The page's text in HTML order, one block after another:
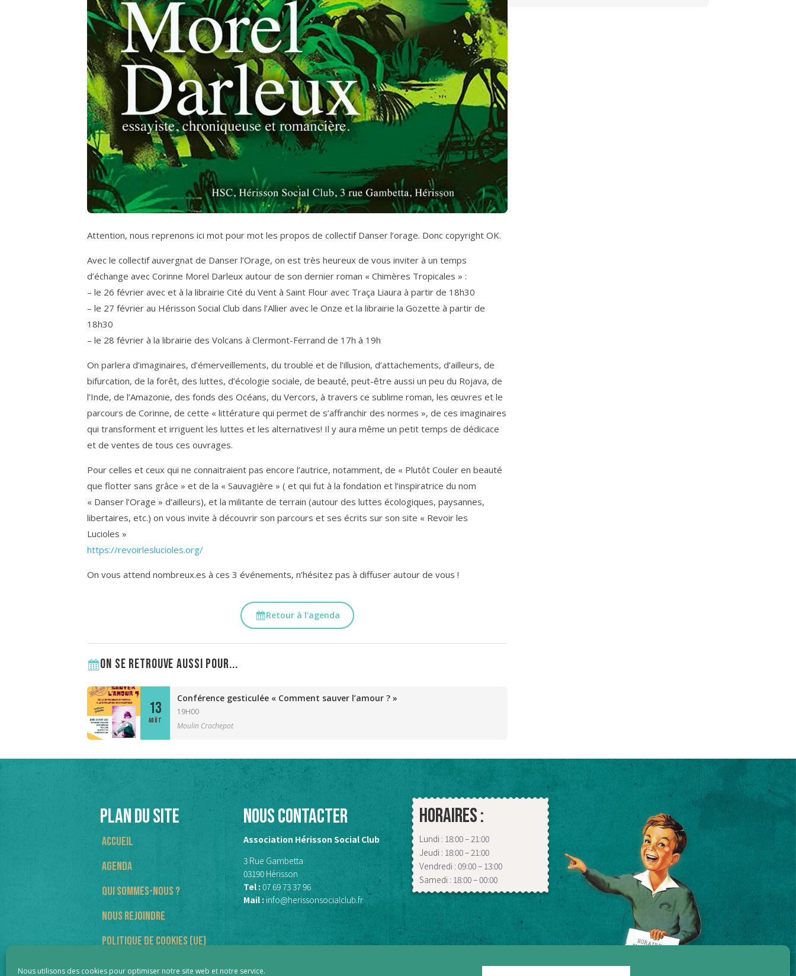
Nous utilisons des cookies pour optimiser notre site web et notre service.
Attention, nous reprenons ici mot pour mot les propos de collectif Danser l’orage. Donc copyright OK.
Avec le collectif auvergnat de Danser l’Orage, on est très heureux de vous inviter à un temps
d’échange avec Corinne Morel Darleux autour de son dernier roman « Chimères Tropicales » :
– le 26 février avec et à la librairie Cité du Vent à Saint Flour avec Traça Liaura à partir de 18h30
– le 27 février au Hérisson Social Club dans l’Allier avec le Onze et la librairie la Gozette à partir de
18h30
– le 28 février à la librairie des Volcans à Clermont-Ferrand de 17h à 19h
On parlera d’imaginaires, d’émerveillements, du trouble et de l’illusion, d’attachements, d’ailleurs, de
bifurcation, de la forêt, des luttes, d’écologie sociale, de beauté, peut-être aussi un peu du Rojava, de
l’Inde, de l’Amazonie, des fonds des Océans, du Vercors, à travers ce sublime roman, les œuvres et le
parcours de Corinne, de cette « littérature qui permet de s’affranchir des normes », de ces imaginaires
qui transforment et irriguent les luttes et les alternatives! Il y aura même un petit temps de dédicace
et de ventes de tous ces ouvrages.
Pour celles et ceux qui ne connaitraient pas encore l’autrice, notamment, de « Plutôt Couler en beauté
que flotter sans grâce » et de la « Sauvagière » ( et qui fut à la fondation et l’inspiratrice du nom
« Danser l’Orage » d’ailleurs), et la militante de terrain (autour des luttes écologiques, paysannes,
libertaires, etc.) on vous invite à découvrir son parcours et ses écrits sur son site « Revoir les
Lucioles »
https://revoirleslucioles.org/
On vous attend nombreux.es à ces 3 événements, n’hésitez pas à diffuser autour de vous !
Retour à l'agenda
On se retrouve aussi pour...
13
AOÛT
Conférence gesticulée « Comment sauver l’amour ? »
19H00
Moulin Crochepot
PLAN DU SITE
Accueil
Agenda
Qui sommes-nous ?
Nous rejoindre
Politique de cookies (UE)
Nous contacter
Association Hérisson Social Club
3 Rue Gambetta
03190 Hérisson
Tel :07 69 73 37 96
Mail : info@herissonsocialclub.fr
Horaires :
Lundi : 18:00 – 21:00
Jeudi : 18:00 – 21:00
Vendredi : 09:00 – 13:00
Samedi : 18:00 – 00:00